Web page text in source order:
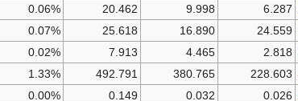
6.287
9.998
20.462
0.06%
24.559
16.890
25.618
0.07%
2.818
4.465
7.913
0.02%
228.603
380.765
492.791
1.33%
0.026
0.032
0.149
0.00%